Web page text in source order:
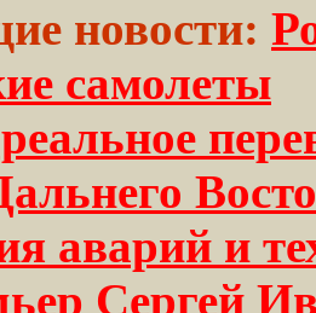
новости:
самолеты
аварий и
Сергей